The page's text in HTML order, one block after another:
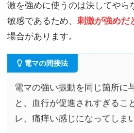
激を強めに使うのは決してやら
敏感であるため、 刺激が強めだ
場合があります。
電マの間接法
電マの強い振動を同じ箇所に
と、血行が促進されすぎるこ
レ、痛痒い感じになってしま